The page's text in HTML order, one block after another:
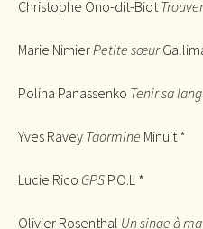
Christophe Ono-dit-Biot
Marie NimierPetite sœur
Polina Panassenko Tenir sa
Yves Ravey Taormine Minuit *
Lucie Rico GPS P.O.L *
Olivier Rosenthal Un singe à